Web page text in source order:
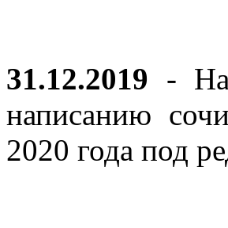
31.12.2019 - На
написанию
2020 года под